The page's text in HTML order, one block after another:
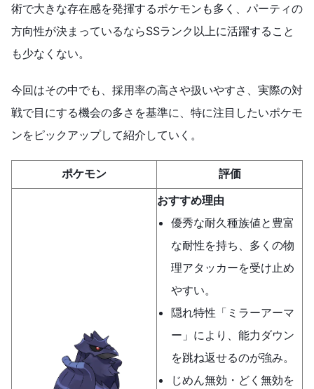
術で大きな存在感を発揮するポケモンも多く、パーティの
方向性が決まっているならSSランク以上に活躍すること
も少なくない。
今回はその中でも、採用率の高さや扱いやすさ、実際の対
戦で目にする機会の多さを基準に、特に注目したいポケモ
ンをピックアップして紹介していく。
ポケモン
評価
おすすめ理由
優秀な耐久種族値と豊富
な耐性を持ち、多くの物
理アタッカーを受け止め
やすい。
隠れ特性「ミラーアーマ
ー」により、能力ダウン
を跳ね返せるのが強み。
じめん無効・どく無効を